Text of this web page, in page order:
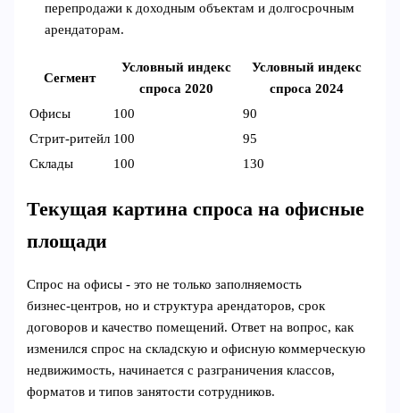
перепродажи к доходным объектам и долгосрочным
арендаторам.
Сегмент
Условный индекс
спроса 2020
Условный индекс
спроса 2024
Офисы
100
90
Стрит‑ритейл 100
95
Склады
100 130
Текущая картина спроса на офисные
площади
Спрос на офисы - это не только заполняемость
бизнес‑центров, но и структура арендаторов, срок
договоров и качество помещений. Ответ на вопрос, как
изменился спрос на складскую и офисную коммерческую
недвижимость, начинается с разграничения классов,
форматов и типов занятости сотрудников.